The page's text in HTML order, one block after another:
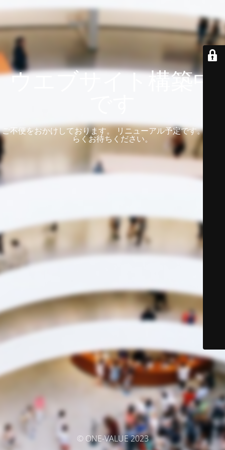
ウエブサイト構築中
ご不便をおかけしております。 リニューアル予定です。 しば
らくお待ちください。
© ONE-VALUE 2023